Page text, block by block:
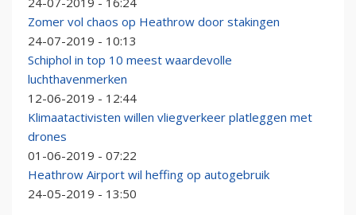
Zomer vol chaos op Heathrow door stakingen
24-07-2019 - 10:13
Schiphol in top 10 meest waardevolle
luchthavenmerken
12-06-2019 - 12:44
Klimaatactivisten willen vliegverkeer platleggen met
drones
01-06-2019 - 07:22
Heathrow Airport wil heffing op autogebruik
24-05-2019 - 13:50